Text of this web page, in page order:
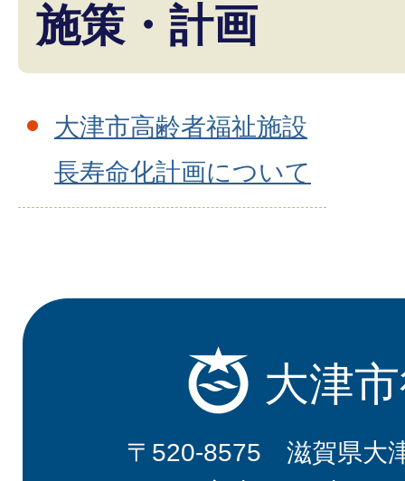
施策・計画
大津市高齢者福祉施設
長寿命化計画について
大津
〒520-8575 滋賀県大